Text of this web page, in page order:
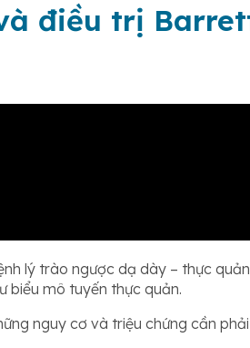
điều trị
lý trào ngược dạ dày – thực
biểu mô tuyến thực quản.
nguy cơ và triệu chứng cần